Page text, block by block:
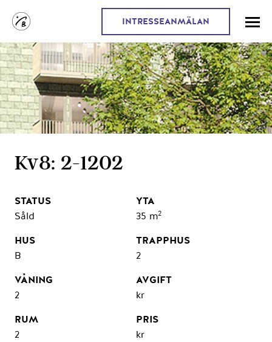
INTRESSEANMÄLAN
Kv8: 2-1202
Såld 35 m2
B 2
2 kr
2 kr